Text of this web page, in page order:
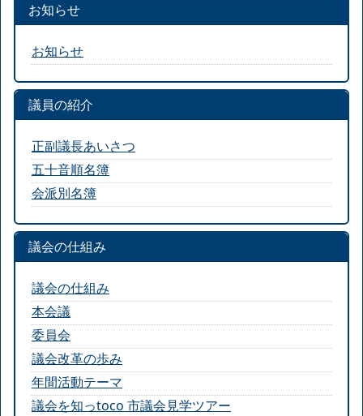
お知らせ
お知らせ
議員の紹介
正副議長あいさつ
五十音順名簿
会派別名簿
議会の仕組み
議会の仕組み
本会議
委員会
議会改革の歩み
年間活動テーマ
議会を知っtoco 市議会見学ツアー